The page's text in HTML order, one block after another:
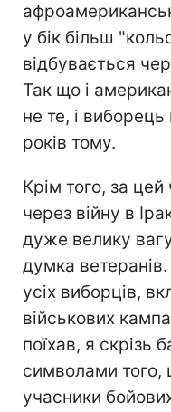
у бік більш
відбувається
Так що і
не те, і
років тому.
Крім того, за
через війну в
дуже велику
думка
усіх виборців,
військових
поїхав, я скрізь
символами
учасники